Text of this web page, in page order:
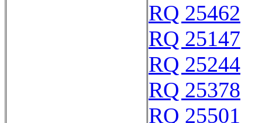
RQ 25462
RQ 25147
RQ 25244
RQ 25378
RQ 25501